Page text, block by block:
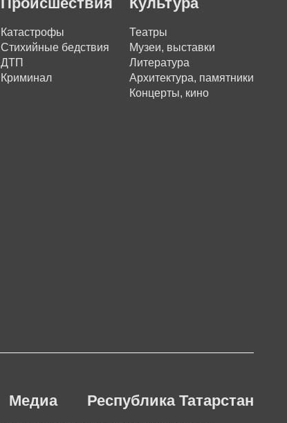
Катастрофы
Стихийные бедствия
ДТП
Криминал
Театры
Музеи, выставки
Литература
Архитектура, памятники
Концерты, кино
Медиа Республика Татарстан